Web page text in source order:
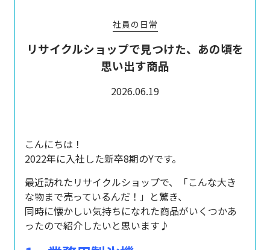
社員の日常
リサイクルショップで見つけた、あの頃を
思い出す商品
2026.06.19
こんにちは！
2022年に入社した新卒8期のYです。
最近訪れたリサイクルショップで、「こんな大き
な物まで売っているんだ！」と驚き、
同時に懐かしい気持ちになれた商品がいくつかあ
ったので紹介したいと思います♪